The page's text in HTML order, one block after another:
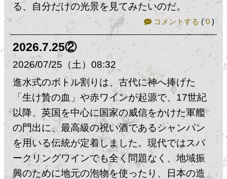
る、自分だけの光景を見てみたいのだ。
コメントする(0)
2026.7.25②
2026 07 25（土）08:32
​進水式のボトル割りは、古代に神へ捧げた
「生け贄の血」や赤ワインが起源で、17世紀
以降、英国を中心に国家の威信をかけた軍艦
の門出に、最高級の祝い酒であるシャンパン
を用いる伝統が定着しました。現代ではスパ
ークリングワインでも全く問題なく、地域振
興のために地元の泡物を使ったり、日本の造